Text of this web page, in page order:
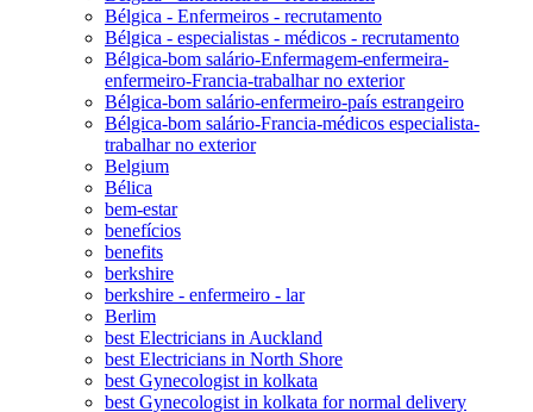
Bélgica - Enfermeiros - recrutamento
Bélgica - especialistas - médicos - recrutamento
Bélgica-bom salário-Enfermagem-enfermeira-
enfermeiro-Francia-trabalhar no exterior
Bélgica-bom salário-enfermeiro-país estrangeiro
Bélgica-bom salário-Francia-médicos especialista-
trabalhar no exterior
Belgium
Bélica
bem-estar
benefícios
benefits
berkshire
berkshire - enfermeiro - lar
Berlim
best Electricians in Auckland
best Electricians in North Shore
best Gynecologist in kolkata
best Gynecologist in kolkata for normal delivery